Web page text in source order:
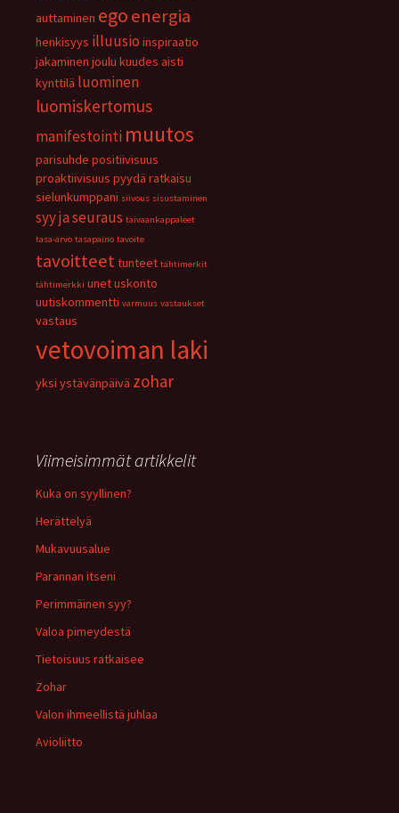
auttaminen egoenergia
henkisyys illuusio inspiraatio
jakaminen joulu kuudes aisti
kynttilä luominen
luomiskertomus
manifestointi muutos
parisuhde positiivisuus
proaktiivisuus pyydä ratkaisu
sielunkumppani siivous sisustaminen
syy ja seuraus taivaankappaleet
tasa-arvo tasapaino tavoite
tavoitteettunteet tähtimerkit
tähtimerkki unetuskonto
uutiskommentti varmuus vastaukset
vastaus
vetovoiman laki
yksi ystävänpäivä zohar
Viimeisimmät artikkelit
Kuka on syyllinen?
Herättelyä
Mukavuusalue
Parannan itseni
Perimmäinen syy?
Valoa pimeydestä
Tietoisuus ratkaisee
Zohar
Valon ihmeellistä juhlaa
Avioliitto